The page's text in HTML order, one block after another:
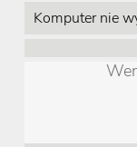
Komputer nie